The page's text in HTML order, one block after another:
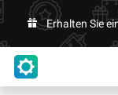
Erhalten Sie